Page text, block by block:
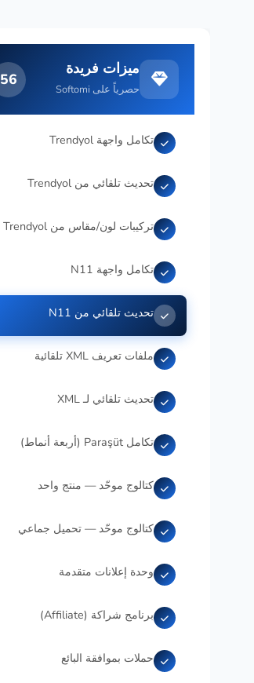
ميزات فريدة
حصرياً على Softomi
56
تكامل واجهة Trendyol
تحديث تلقائي من Trendyol
تركيبات لون/مقاس من Trendyol
تكامل واجهة N11
تحديث تلقائي من N11
ملفات تعريف XML تلقائية
تحديث تلقائي لـ XML
تكامل Paraşüt (أربعة أنماط)
كتالوج موحّد — منتج واحد
كتالوج موحّد — تحميل جماعي
وحدة إعلانات متقدمة
برنامج شراكة (Affiliate)
حملات بموافقة البائع